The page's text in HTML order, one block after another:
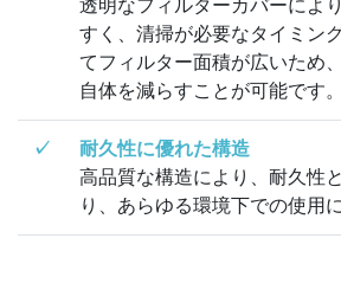
透明なフィルターカバーによ
すく、清掃が必要なタイミン
てフィルター面積が広いため
自体を減らすことが可能です。
✓
耐久性に優れた構造
高品質な構造により、耐久性
り、あらゆる環境下での使用